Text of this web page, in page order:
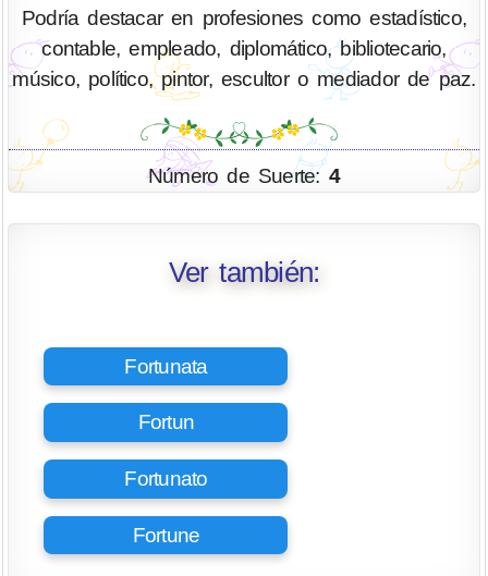
Podría destacar en profesiones como estadístico,
contable, empleado, diplomático, bibliotecario,
músico, político, pintor, escultor o mediador de paz.
Número de Suerte: 4
Ver también:
Fortunata
Fortun
Fortunato
Fortune